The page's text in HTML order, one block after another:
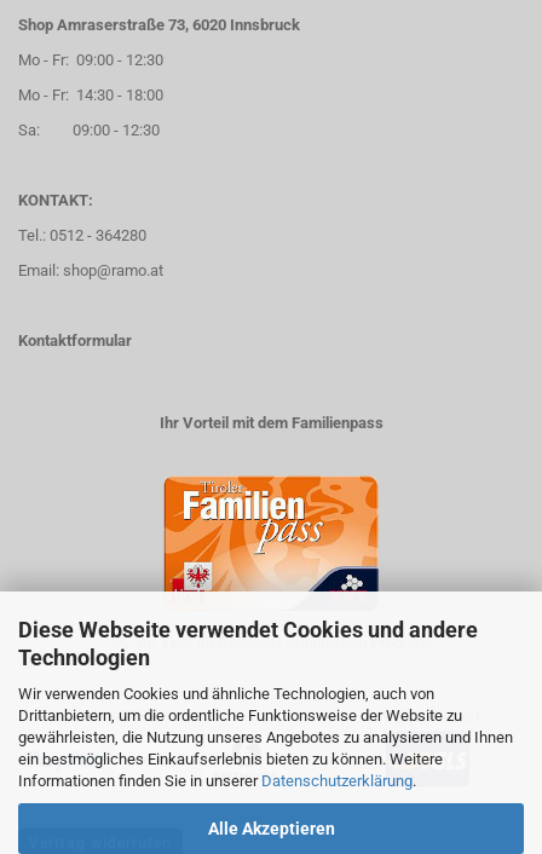
Diese Webseite verwendet Cookies und andere
Technologien
Wir verwenden Cookies und ähnliche Technologien, auch von
Drittanbietern, um die ordentliche Funktionsweise der Website zu
gewährleisten, die Nutzung unseres Angebotes zu analysieren und Ihnen
ein bestmögliches Einkaufserlebnis bieten zu können. Weitere
Informationen finden Sie in unserer Datenschutzerklärung.
Alle Akzeptieren
Shop Amraserstraße 73, 6020 Innsbruck
Mo - Fr: 09:00 - 12:30
Mo - Fr: 14:30 - 18:00
Sa: 09:00 - 12:30
KONTAKT:
Tel.: 0512 - 364280
Email: shop@ramo.at
Kontaktformular
Ihr Vorteil mit dem Familienpass
5% auf viele im Geschäft erhältlichen Produkte
ZAHLUNGSARTEN VERSANDART: